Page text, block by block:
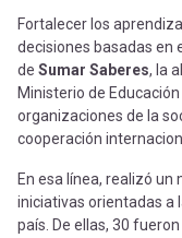
Fortalecer los
decisiones basadas en
de Sumar Saberes, la
Ministerio de
organizaciones de la
cooperación
En esa línea, realizó
iniciativas orientadas a
país. De ellas, 30